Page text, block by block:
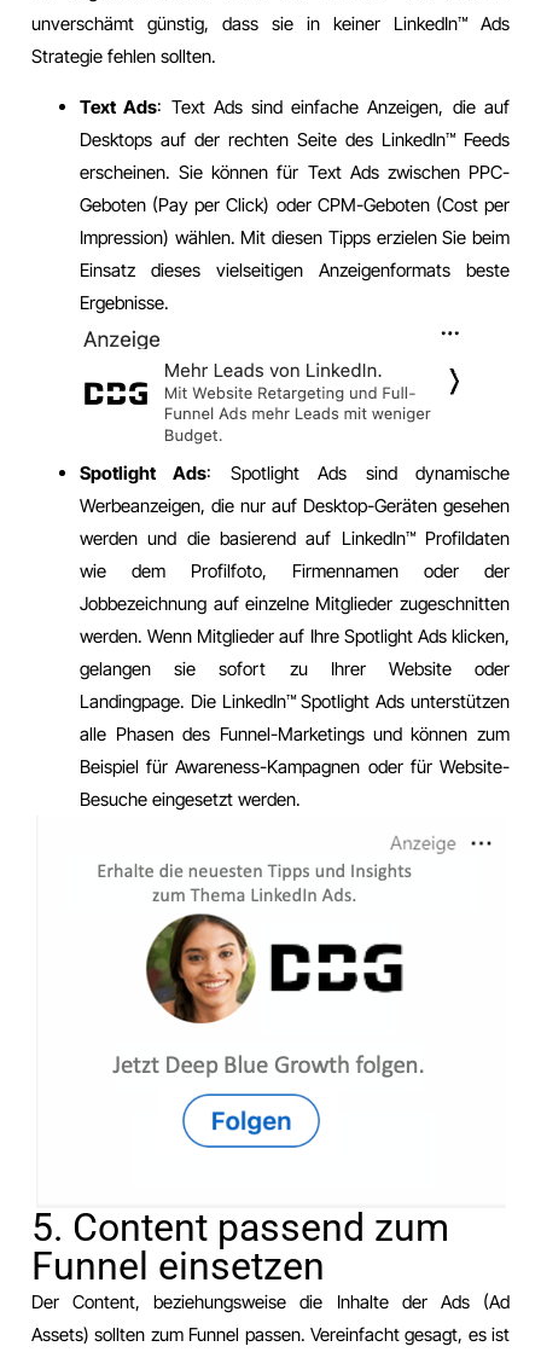
unverschämt günstig, dass sie in keiner LinkedIn™️ Ads
Strategie fehlen sollten.
Text Ads: Text Ads sind einfache Anzeigen, die auf
Desktops auf der rechten Seite des LinkedIn™️ Feeds
erscheinen. Sie können für Text Ads zwischen PPC-
Geboten (Pay per Click) oder CPM-Geboten (Cost per
Impression) wählen. Mit diesen Tipps erzielen Sie beim
Einsatz dieses vielseitigen Anzeigenformats beste
Ergebnisse.
Spotlight Ads: Spotlight Ads sind dynamische
Werbeanzeigen, die nur auf Desktop-Geräten gesehen
werden und die basierend auf LinkedIn™️ Profildaten
wie dem Profilfoto, Firmennamen oder der
Jobbezeichnung auf einzelne Mitglieder zugeschnitten
werden. Wenn Mitglieder auf Ihre Spotlight Ads klicken,
gelangen sie sofort zu Ihrer Website oder
Landingpage. Die LinkedIn™️ Spotlight Ads unterstützen
alle Phasen des Funnel-Marketings und können zum
Beispiel für Awareness-Kampagnen oder für Website-
Besuche eingesetzt werden.
5. Content passend zum
Funnel einsetzen
Der Content, beziehungsweise die Inhalte der Ads (Ad
Assets) sollten zum Funnel passen. Vereinfacht gesagt, es ist